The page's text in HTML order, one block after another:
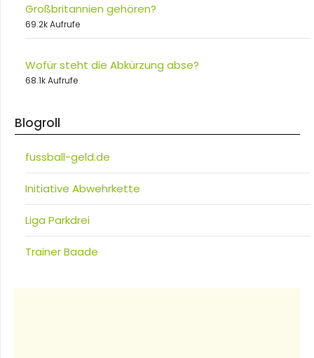
Großbritannien gehören?
69.2k Aufrufe
Wofür steht die Abkürzung abse?
68.1k Aufrufe
Blogroll
fussball-geld.de
Initiative Abwehrkette
Liga Parkdrei
Trainer Baade